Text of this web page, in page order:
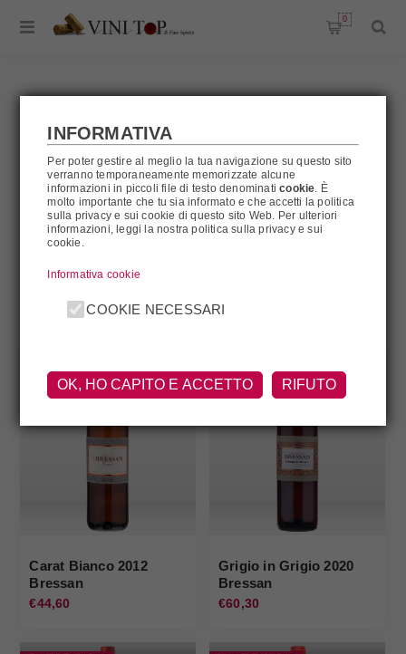
0
BRESSAN
Bressan
Carat Bianco 2012
Bressan
€44,60
Grigio in Grigio 2020
Bressan
€60,30
INFORMATIVA
Per poter gestire al meglio la tua navigazione su questo sito
verranno temporaneamente memorizzate alcune
informazioni in piccoli file di testo denominaticookie. È
molto importante che tu sia informato e che accetti la politica
sulla privacy e sui cookie di questo sito Web. Per ulteriori
informazioni, leggi la nostra politica sulla privacy e sui
cookie.
Informativa cookie
COOKIE NECESSARI
OK, HO CAPITO E ACCETTO RIFUTO